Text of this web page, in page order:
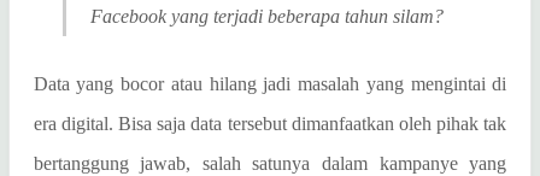
Facebook yang terjadi beberapa tahun silam?
Data yang bocor atau hilang jadi masalah yang mengintai di
era digital. Bisa saja data tersebut dimanfaatkan oleh pihak tak
bertanggung jawab, salah satunya dalam kampanye yang